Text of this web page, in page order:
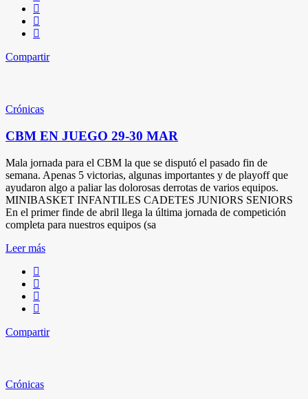
Compartir
Crónicas
CBM EN JUEGO 29-30 MAR
Mala jornada para el CBM la que se disputó el pasado fin de
semana. Apenas 5 victorias, algunas importantes y de playoff que
ayudaron algo a paliar las dolorosas derrotas de varios equipos.
MINIBASKET INFANTILES CADETES JUNIORS SENIORS
En el primer finde de abril llega la última jornada de competición
completa para nuestros equipos (sa
Leer más
Compartir
Crónicas